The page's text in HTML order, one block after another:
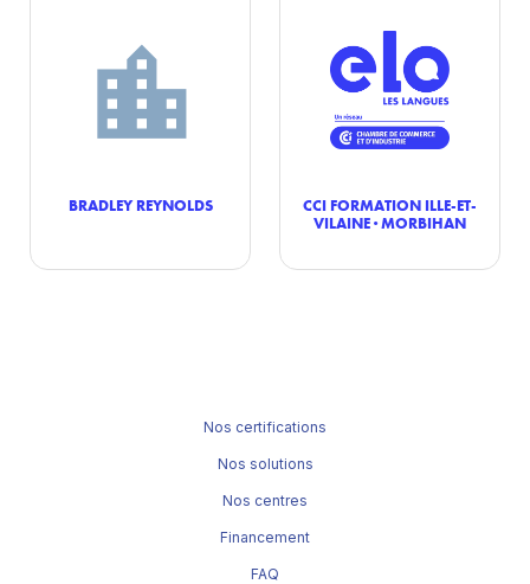
BRADLEY REYNOLDS
CCI FORMATION ILLE-ET-
VILAINE · MORBIHAN
Nos certifications
Nos solutions
Nos centres
Financement
FAQ